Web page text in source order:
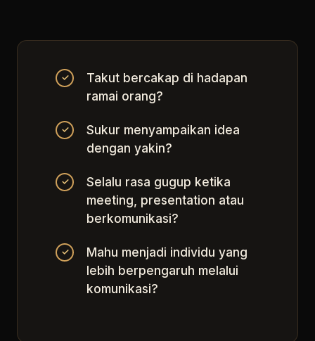
✓
Takut bercakap di hadapan
ramai orang?
✓
Sukur menyampaikan idea
dengan yakin?
✓
Selalu rasa gugup ketika
meeting, presentation atau
berkomunikasi?
✓
Mahu menjadi individu yang
lebih berpengaruh melalui
komunikasi?